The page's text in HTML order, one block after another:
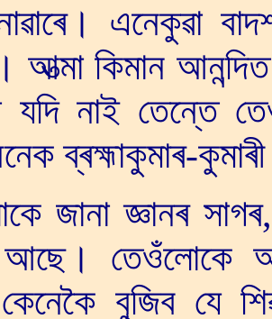
এনেকুৱা
আত্মা কিমান
যদি নাই তেন্তে
ব্ৰহ্মাকুমাৰ-
জানা জ্ঞানৰ
আছে। তেওঁলোকে
বুজিব যে